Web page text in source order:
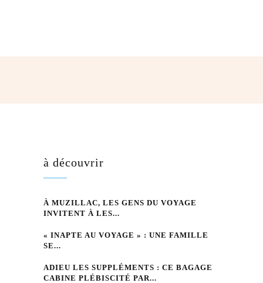
à découvrir
À MUZILLAC, LES GENS DU VOYAGE
INVITENT À LES...
« INAPTE AU VOYAGE » : UNE FAMILLE
SE...
ADIEU LES SUPPLÉMENTS : CE BAGAGE
CABINE PLÉBISCITÉ PAR...